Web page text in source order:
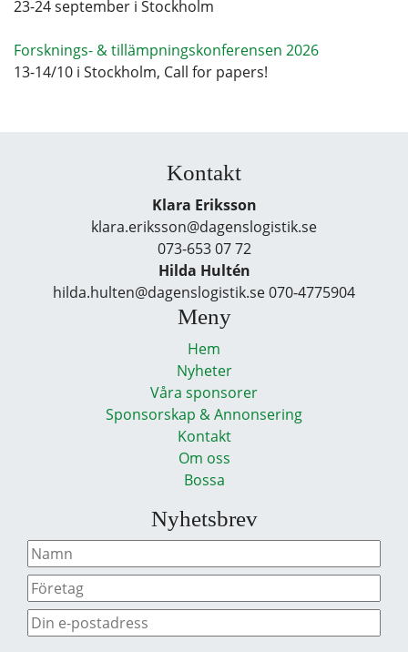
23-24 september i Stockholm
Forsknings- & tillämpningskonferensen 2026
13-14/10 i Stockholm, Call for papers!
Kontakt
Klara Eriksson
klara.eriksson@dagenslogistik.se
073-653 07 72
Hilda Hultén
hilda.hulten@dagenslogistik.se 070-4775904
Meny
Hem
Nyheter
Våra sponsorer
Sponsorskap & Annonsering
Kontakt
Om oss
Bossa
Nyhetsbrev